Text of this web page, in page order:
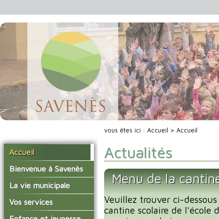
Accueil
Bienvenue à Savenès
Situer Savenès
Savenès en chiffre
L'histoire du village
La vie municipale
Vos élus
Les compte-rendus du
Vos services
La mairie
vous êtes ici : Accueil > Accueil
Actualités
Menu de la
Veuillez trouver ci-
cantine scolaire de l'école